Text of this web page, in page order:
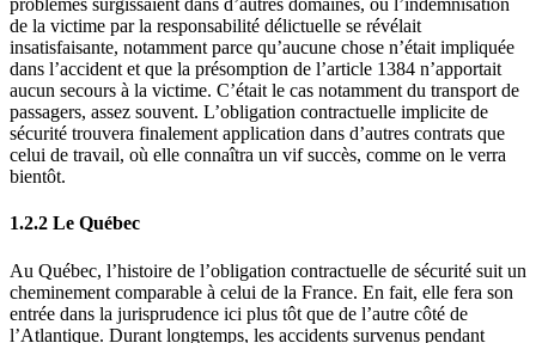
problèmes surgissaient dans d’autres domaines, où l’indemnisation
de la victime par la responsabilité délictuelle se révélait
insatisfaisante, notamment parce qu’aucune chose n’était impliquée
dans l’accident et que la présomption de l’article 1384 n’apportait
aucun secours à la victime. C’était le cas notamment du transport de
passagers, assez souvent. L’obligation contractuelle implicite de
sécurité trouvera finalement application dans d’autres contrats que
celui de travail, où elle connaîtra un vif succès, comme on le verra
bientôt.
1.2.2 Le Québec
Au Québec, l’histoire de l’obligation contractuelle de sécurité suit un
cheminement comparable à celui de la France. En fait, elle fera son
entrée dans la jurisprudence ici plus tôt que de l’autre côté de
l’Atlantique. Durant longtemps, les accidents survenus pendant